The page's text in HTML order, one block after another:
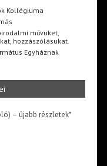
Kollégiuma
művüket,
hozzászólásukat.
Egyháznak
– újabb részletek*